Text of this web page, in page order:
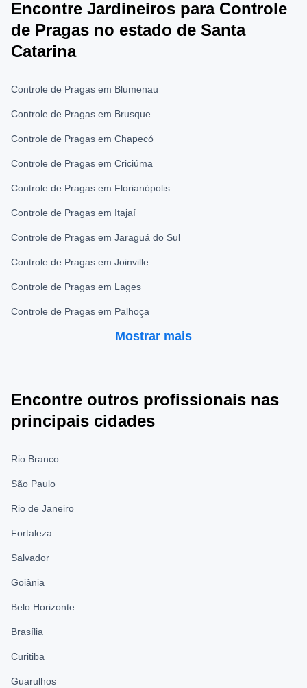
Encontre Jardineiros para Controle
de Pragas no estado de Santa
Catarina
Controle de Pragas em Blumenau
Controle de Pragas em Brusque
Controle de Pragas em Chapecó
Controle de Pragas em Criciúma
Controle de Pragas em Florianópolis
Controle de Pragas em Itajaí
Controle de Pragas em Jaraguá do Sul
Controle de Pragas em Joinville
Controle de Pragas em Lages
Controle de Pragas em Palhoça
Mostrar mais
Encontre outros profissionais nas
principais cidades
Rio Branco
São Paulo
Rio de Janeiro
Fortaleza
Salvador
Goiânia
Belo Horizonte
Brasília
Curitiba
Guarulhos